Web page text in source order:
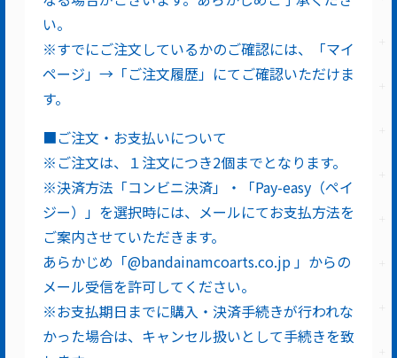
い。
※すでにご注文しているかのご確認には、「マイ
ページ」→「ご注文履歴」にてご確認いただけま
す。
■ご注文・お支払いについて
※ご注文は、１注文につき2個までとなります。
※決済方法「コンビニ決済」・「Pay-easy（ペイ
ジー）」を選択時には、メールにてお支払方法を
ご案内させていただきます。
あらかじめ「@bandainamcoarts.co.jp 」からの
メール受信を許可してください。
※お支払期日までに購入・決済手続きが行われな
かった場合は、キャンセル扱いとして手続きを致